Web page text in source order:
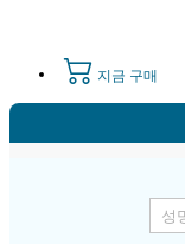
지금 구매